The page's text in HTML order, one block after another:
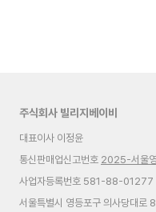
주식회사 빌리지베이비
대표이사 이정윤
통신판매업신고번호 2025-서울
사업자등록번호 581-88-01277
서울특별시 영등포구 의사당대로